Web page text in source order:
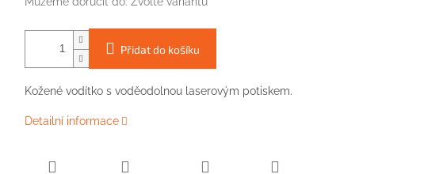
Přidat do košíku
Kožené vodítko s voděodolnou laserovým potiskem.
Detailní informace